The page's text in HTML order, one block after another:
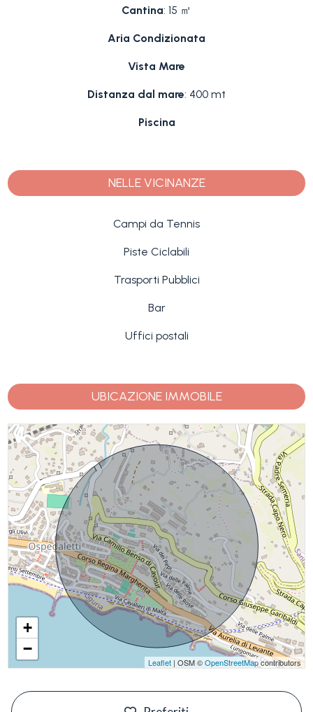
Cantina: 15 ㎡
Aria Condizionata
Vista Mare
Distanza dal mare: 400 mt
Piscina
NELLE VICINANZE
Campi da Tennis
Piste Ciclabili
Trasporti Pubblici
Bar
Uffici postali
UBICAZIONE IMMOBILE
+
−
Leaflet| OSM ©OpenStreetMapcontributors